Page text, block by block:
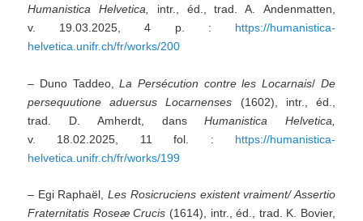
Humanistica Helvetica,
intr., éd., trad. A. Andenmatten,
v. 19.03.2025, 4 p. : https://humanistica-
helvetica.unifr.ch/fr/works/200
– Duno Taddeo,La Persécution contre les Locarnais/ De
persequutione aduersus Locarnenses (1602), intr., éd.,
trad. D. Amherdt, dansHumanistica Helvetica,
v. 18.02.2025, 11 fol. : https://humanistica-
helvetica.unifr.ch/fr/works/199
– Egi Raphaël,Les Rosicruciens existent vraiment/ Assertio
Fraternitatis Roseæ Crucis (1614), intr., éd., trad. K. Bovier,